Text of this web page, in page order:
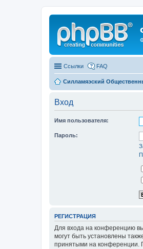
Ссылки FAQ
Силламяэский
Вход
Имя пользователя:
Пароль:
РЕГИСТРАЦИЯ
Для входа на конференцию
могут быть установлены
принятыми на конференции.